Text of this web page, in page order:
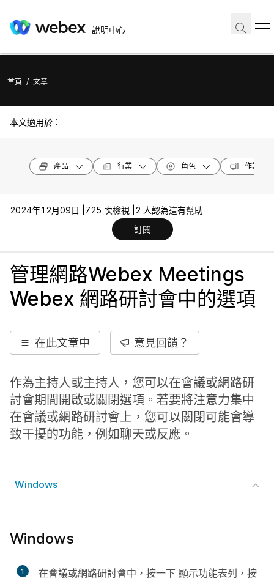
說明中心
首頁 / 文章
本文適用於：
產品 行業 角色 作業系統
2024年12月09日 | 725 次檢視 |
2 人認為這有幫助
訂閱
管理網路Webex Meetings
Webex 網路研討會中的選項
在此文章中 意見回饋？
作為主持人或主持人，您可以在會議或網路研
討會期間開啟或關閉選項。若要將注意力集中
在會議或網路研討會上，您可以關閉可能會導
致干擾的功能，例如聊天或反應。
Windows
Windows
1 在會議或網路研討會中，按一下 顯示功能表列 ，按